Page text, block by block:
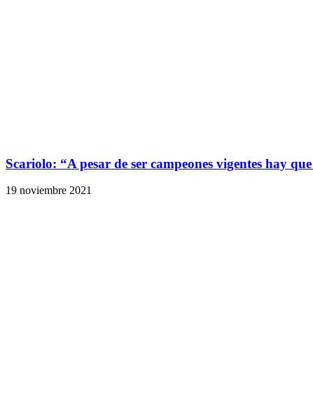
Scariolo: “A pesar de ser campeones vigentes hay
19 noviembre 2021